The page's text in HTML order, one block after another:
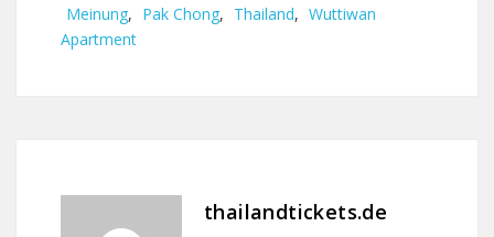
Meinung, Pak Chong, Thailand, Wuttiwan
Apartment
thailandtickets.de